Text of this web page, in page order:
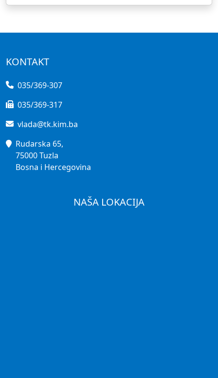
KONTAKT
035/369-307
035/369-317
vlada@tk.kim.ba
Rudarska 65,
75000 Tuzla
Bosna i Hercegovina
NAŠA LOKACIJA